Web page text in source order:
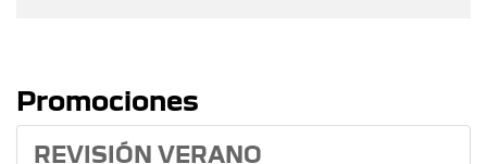
Promociones
REVISIÓN VERANO